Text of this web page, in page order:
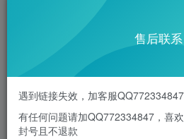
售后联系
遇到链接失效，加客服
有任何问题请加QQ772334847，喜
封号且不退款